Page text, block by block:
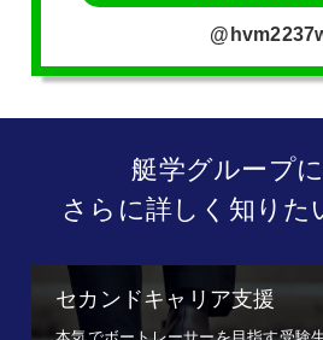
艇学グループ
さらに詳しく知りた
セカンドキャリア支援